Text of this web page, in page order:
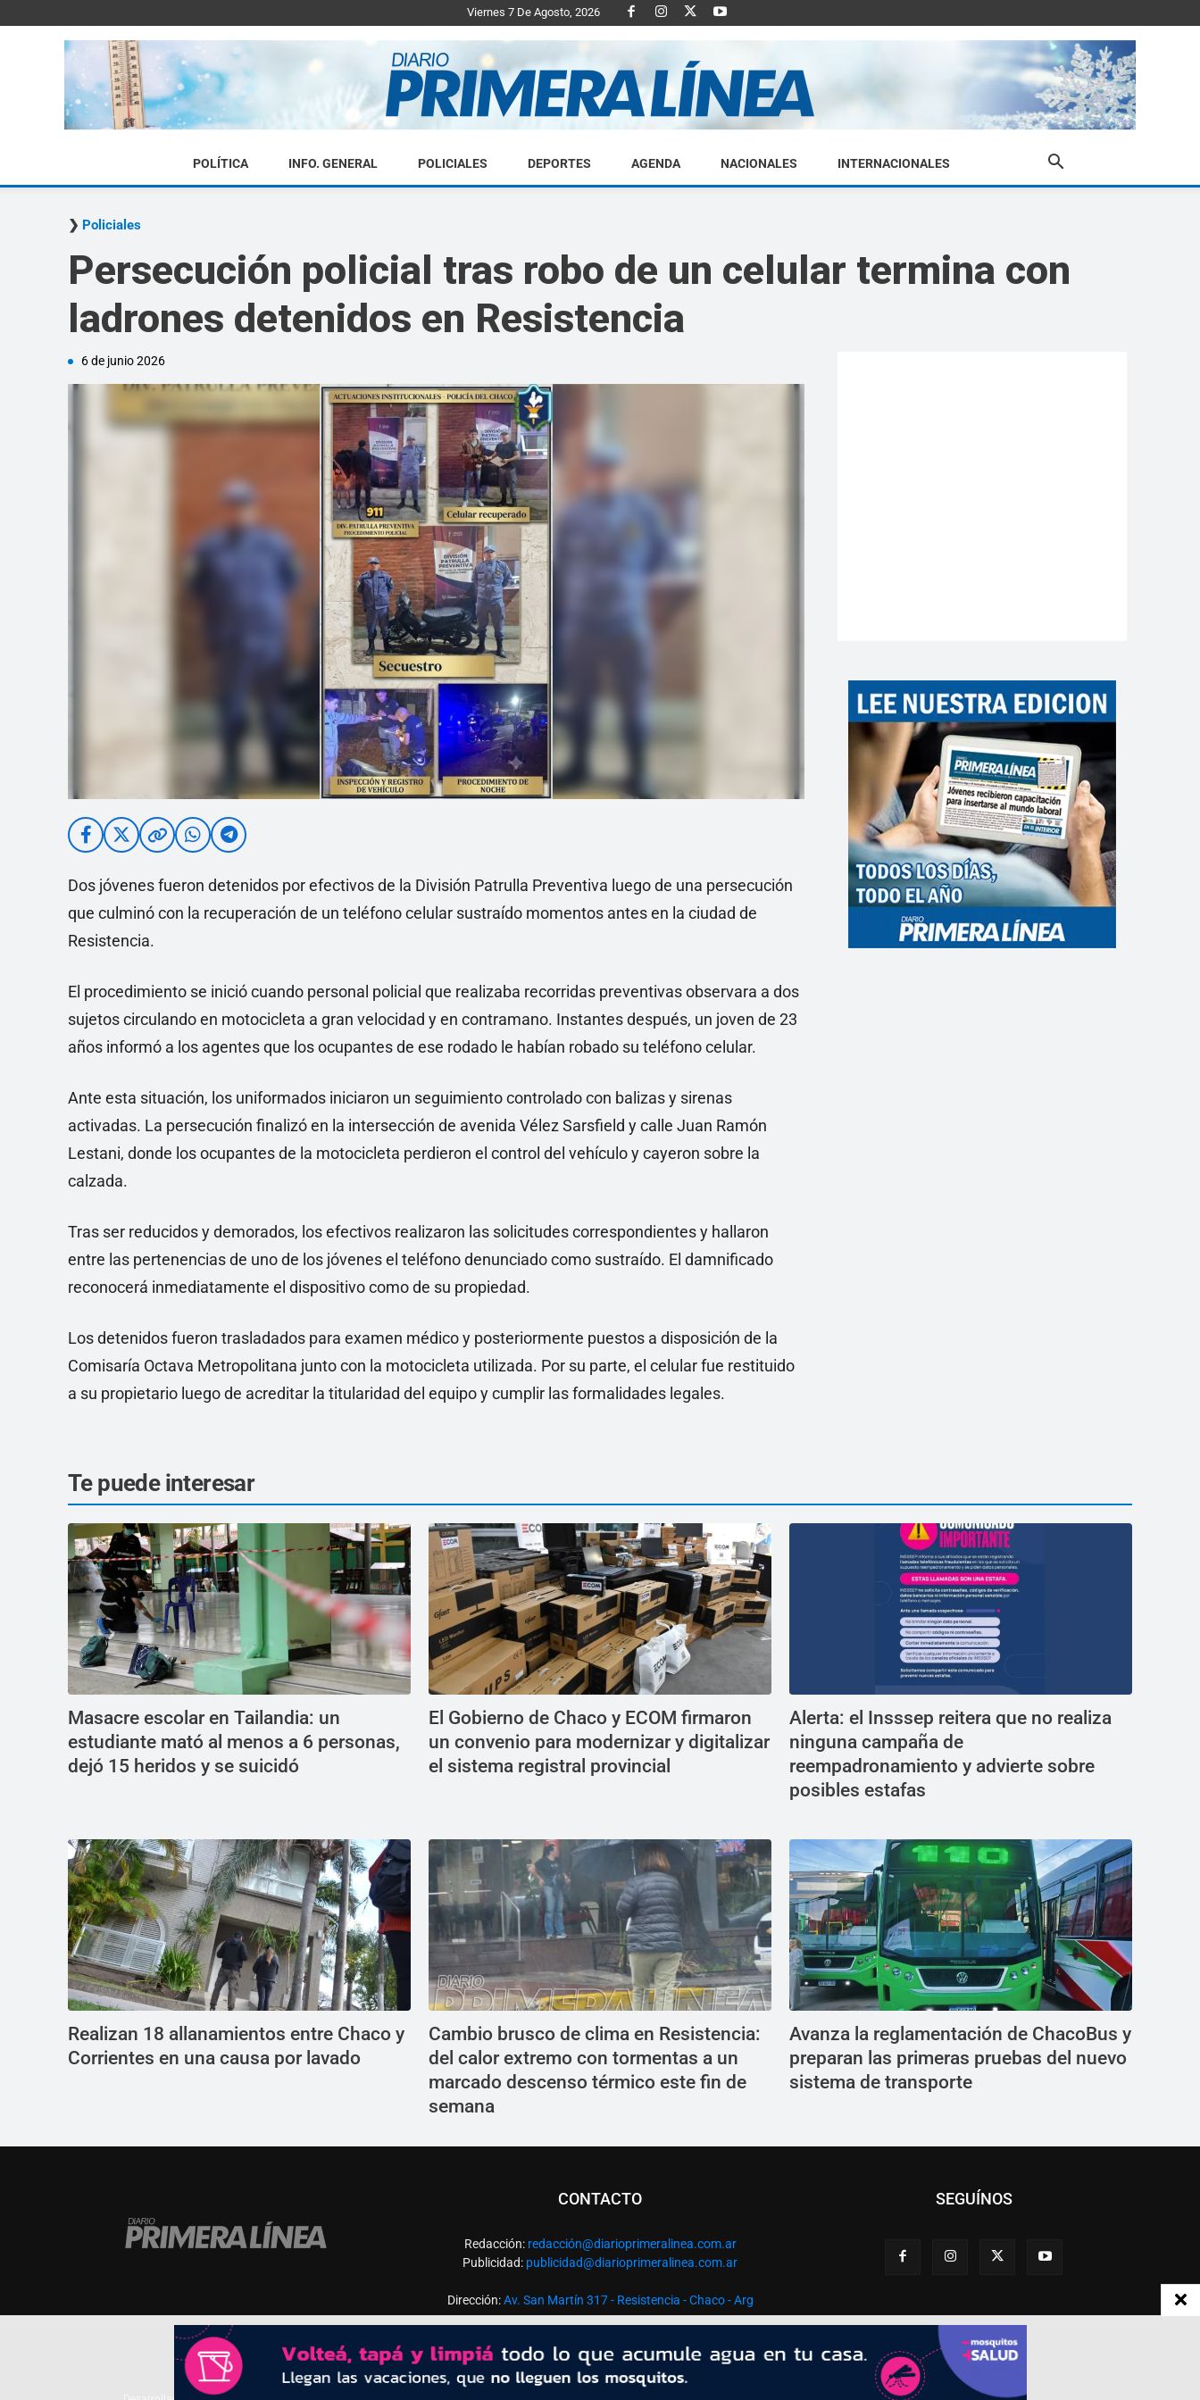
Viernes 7 De Agosto, 2026
Diario
POLÍTICA INFO. GENERAL POLICIALES DEPORTES AGENDA NACIONALES INTERNACIONALES
Policiales
Persecución policial tras robo de un celular termina con
ladrones detenidos en Resistencia
6 de junio 2026
Dos jóvenes fueron detenidos por efectivos de la División Patrulla Preventiva luego de una persecución
que culminó con la recuperación de un teléfono celular sustraído momentos antes en la ciudad de
Resistencia.
El procedimiento se inició cuando personal policial que realizaba recorridas preventivas observara a dos
sujetos circulando en motocicleta a gran velocidad y en contramano. Instantes después, un joven de 23
años informó a los agentes que los ocupantes de ese rodado le habían robado su teléfono celular.
Ante esta situación, los uniformados iniciaron un seguimiento controlado con balizas y sirenas
activadas. La persecución finalizó en la intersección de avenida Vélez Sarsfield y calle Juan Ramón
Lestani, donde los ocupantes de la motocicleta perdieron el control del vehículo y cayeron sobre la
calzada.
Tras ser reducidos y demorados, los efectivos realizaron las solicitudes correspondientes y hallaron
entre las pertenencias de uno de los jóvenes el teléfono denunciado como sustraído. El damnificado
reconocerá inmediatamente el dispositivo como de su propiedad.
Los detenidos fueron trasladados para examen médico y posteriormente puestos a disposición de la
Comisaría Octava Metropolitana junto con la motocicleta utilizada. Por su parte, el celular fue restituido
a su propietario luego de acreditar la titularidad del equipo y cumplir las formalidades legales.
Te puede interesar
Masacre escolar en Tailandia: un
estudiante mató al menos a 6 personas,
dejó 15 heridos y se suicidó
El Gobierno de Chaco y ECOM firmaron
un convenio para modernizar y digitalizar
el sistema registral provincial
Alerta: el Insssep reitera que no realiza
ninguna campaña de
reempadronamiento y advierte sobre
posibles estafas
Realizan 18 allanamientos entre Chaco y
Corrientes en una causa por lavado
Cambio brusco de clima en Resistencia:
del calor extremo con tormentas a un
marcado descenso térmico este fin de
semana
Avanza la reglamentación de ChacoBus y
preparan las primeras pruebas del nuevo
sistema de transporte
CONTACTO
Redacción: redacción@diarioprimeralinea.com.ar
Publicidad: publicidad@diarioprimeralinea.com.ar
Dirección:Av. San Martín 317 - Resistencia - Chaco - Arg
SEGUÍNOS